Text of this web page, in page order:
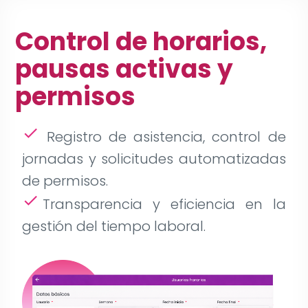
Control de horarios,
pausas activas y
permisos
checkRegistro de asistencia, control de
jornadas y solicitudes automatizadas
de permisos.
checkTransparencia y eficiencia en la
gestión del tiempo laboral.